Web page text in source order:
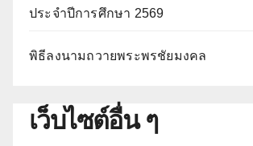
ประจำปีการศึกษา 2569
พิธีลงนามถวายพระพรชัยมงคล
เว็บไซต์อื่น ๆ